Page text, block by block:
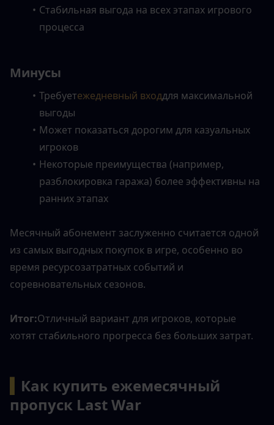
Стабильная выгода на всех этапах игрового
процесса
Минусы
Требуетежедневный входдля максимальной
выгоды
Может показаться дорогим для казуальных
игроков
Некоторые преимущества (например,
разблокировка гаража) более эффективны на
ранних этапах
Месячный абонемент заслуженно считается одной
из самых выгодных покупок в игре, особенно во
время ресурсозатратных событий и
соревновательных сезонов.
Итог:Отличный вариант для игроков, которые
хотят стабильного прогресса без больших затрат.
Как купить ежемесячный
пропуск Last War